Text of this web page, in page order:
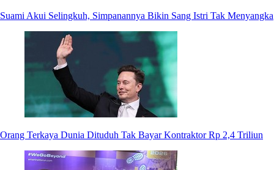
Suami Akui Selingkuh, Simpanannya Bikin Sang Istri Tak Menyangka
Orang Terkaya Dunia Dituduh Tak Bayar Kontraktor Rp 2,4 Triliun